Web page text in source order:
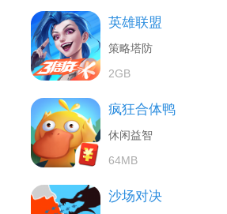
英雄联盟
策略塔防
2GB
疯狂合体鸭
休闲益智
64MB
沙场对决